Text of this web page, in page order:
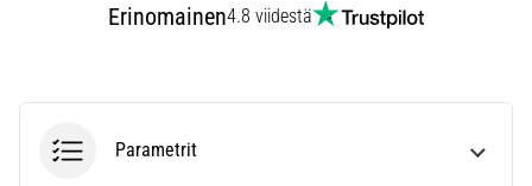
keskuudessa.
Erinomainen4.8 viidestä
Parametrit